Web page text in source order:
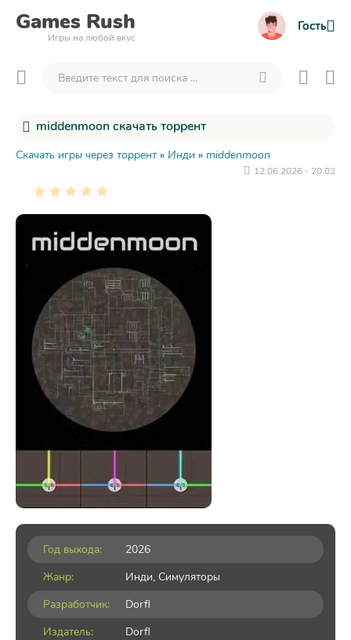
Games Rush
Игры на любой вкус
Гость
middenmoon скачать торрент
Скачать игры через торрент» Инди » middenmoon
12.06.2026 - 20:02
Год выхода:
2026
Жанр:
Инди, Симуляторы
Разработчик:
Dorfl
Издатель:
Dorfl